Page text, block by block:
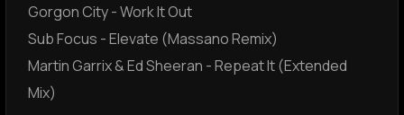
Gorgon City - Work It Out
Sub Focus - Elevate (Massano Remix)
Martin Garrix & Ed Sheeran - Repeat It (Extended
Mix)